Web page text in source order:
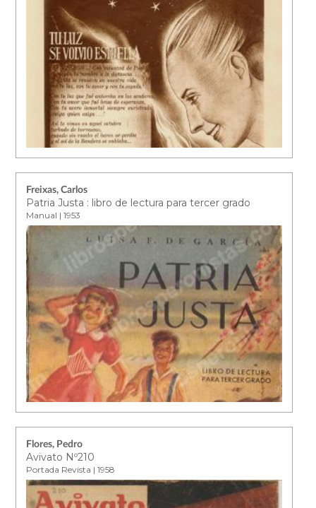
Freixas, Carlos
Patria Justa : libro de lectura para tercer grado
Manual | 1953
Flores, Pedro
Avivato Nº210
Portada Revista | 1958